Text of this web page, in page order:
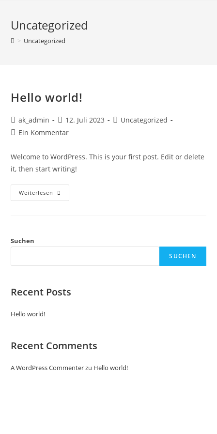
springen
Uncategorized
> Uncategorized
Hello world!
Beitrags-
Autor:
ak_admin
Beitrag
veröffentlicht:
12. Juli 2023
Beitrags-
Uncategorized
Beitrags-
Ein Kommentar
Welcome to WordPress. This is your first post. Edit or delete
it, then start writing!
Weiterlesen Hello
World!
Suchen
SUCHEN
Recent Posts
Hello world!
Recent Comments
A WordPress Commenterzu Hello world!